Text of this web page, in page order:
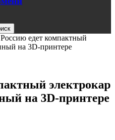
едет компактный
на 3D-принтере
электрокар
на 3D-принтере